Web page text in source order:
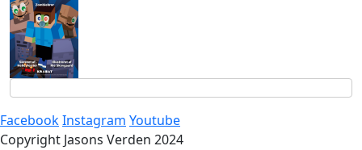
FacebookInstagram Youtube
Copyright Jasons Verden 2024